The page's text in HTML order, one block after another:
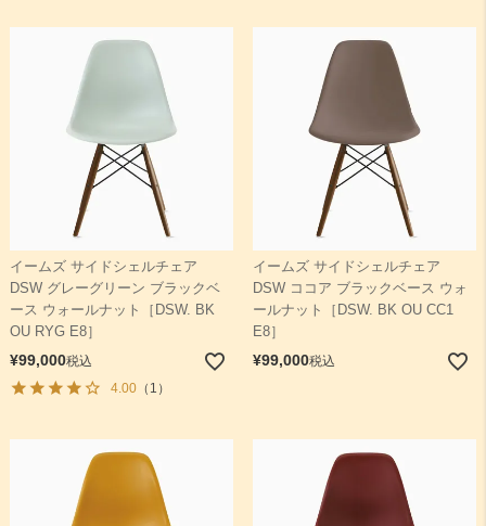
イームズ サイドシェルチェア
DSW グレーグリーン ブラックベ
ース ウォールナット［DSW. BK
OU RYG E8］
¥99,000税込
4.00（1）
イームズ サイドシェルチェア
DSW ココア ブラックベース ウォ
ールナット［DSW. BK OU CC1
E8］
¥99,000税込